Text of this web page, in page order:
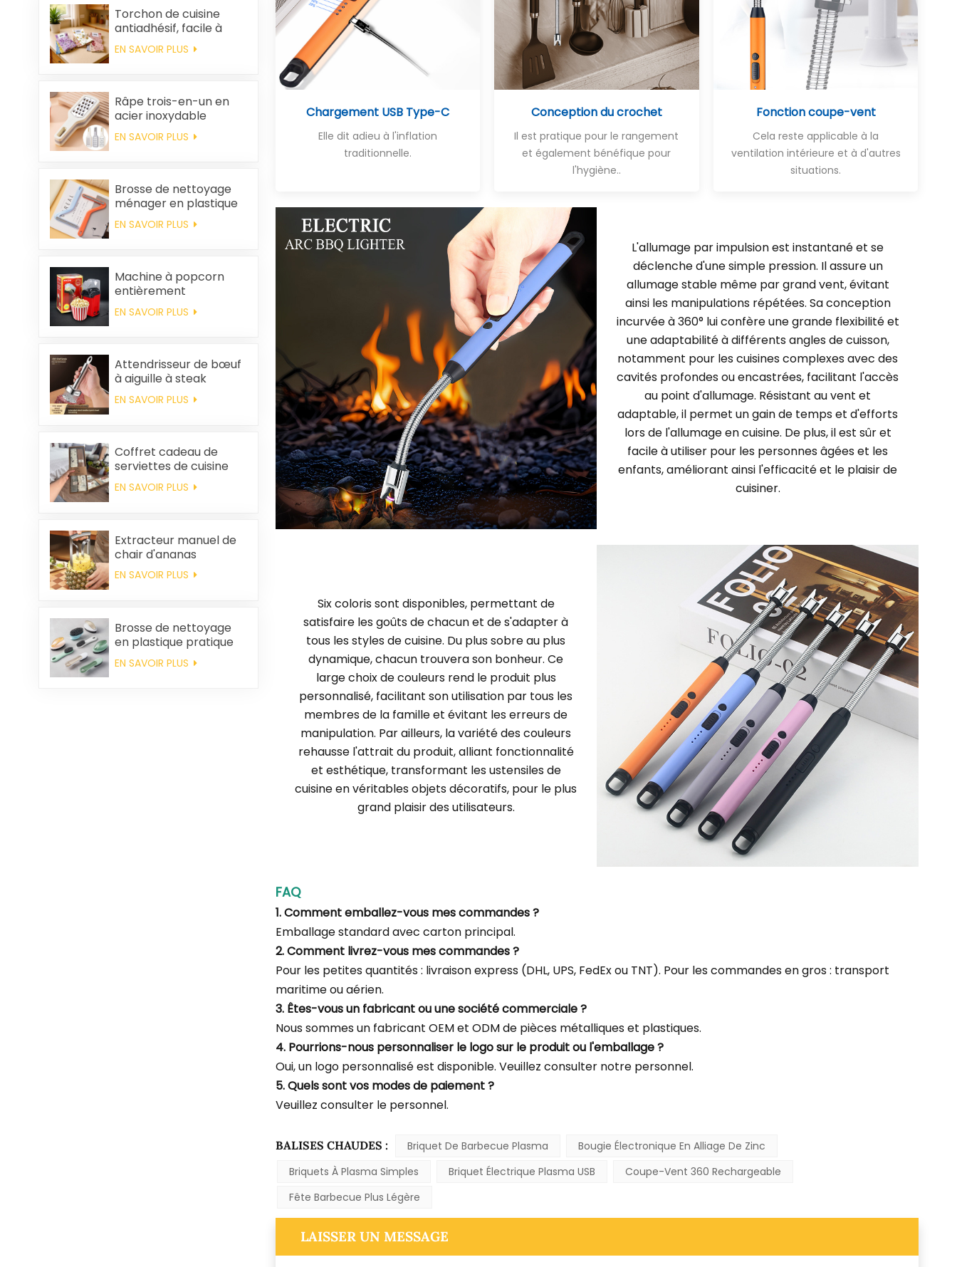
Torchon de cuisine
antiadhésif, facile à
nettoyer, épais,
imprimé, carré, en
écologique
EN SAVOIR PLUS
Râpe trois-en-un en
acier inoxydable
EN SAVOIR PLUS
Brosse de nettoyage
ménager en plastique
pour vêtements,
élimination des poils
EN SAVOIR PLUS
Machine à popcorn
entièrement
automatique pour la
maison, machine à
EN SAVOIR PLUS
Attendrisseur de bœuf
à aiguille à steak
EN SAVOIR PLUS
Coffret cadeau de
serviettes de cuisine
carrées et chiffons en
coton personnalisés,
ménager
EN SAVOIR PLUS
Extracteur manuel de
chair d'ananas
EN SAVOIR PLUS
Brosse de nettoyage
en plastique pratique
en gros
EN SAVOIR PLUS
Chargement USB Type-C
Elle dit adieu à l'inflation
traditionnelle.
Conception du crochet
Il est pratique pour le rangement
et également bénéfique pour
l'hygiène..
Fonction coupe-vent
Cela reste applicable à la
ventilation intérieure et à d'autres
situations.
L'allumage par impulsion est instantané et se
déclenche d'une simple pression. Il assure un
allumage stable même par grand vent, évitant
ainsi les manipulations répétées. Sa conception
incurvée à 360° lui confère une grande flexibilité et
une adaptabilité à différents angles de cuisson,
notamment pour les cuisines complexes avec des
cavités profondes ou encastrées, facilitant l'accès
au point d'allumage. Résistant au vent et
adaptable, il permet un gain de temps et d'efforts
lors de l'allumage en cuisine. De plus, il est sûr et
facile à utiliser pour les personnes âgées et les
enfants, améliorant ainsi l'efficacité et le plaisir de
cuisiner.
Six coloris sont disponibles, permettant de
satisfaire les goûts de chacun et de s'adapter à
tous les styles de cuisine. Du plus sobre au plus
dynamique, chacun trouvera son bonheur. Ce
large choix de couleurs rend le produit plus
personnalisé, facilitant son utilisation par tous les
membres de la famille et évitant les erreurs de
manipulation. Par ailleurs, la variété des couleurs
rehausse l'attrait du produit, alliant fonctionnalité
et esthétique, transformant les ustensiles de
cuisine en véritables objets décoratifs, pour le plus
grand plaisir des utilisateurs.
FAQ
1. Comment emballez-vous mes commandes ?
Emballage standard avec carton principal.
2. Comment livrez-vous mes commandes ?
Pour les petites quantités : livraison express (DHL, UPS, FedEx ou TNT). Pour les commandes en gros : transport
maritime ou aérien.
3. Êtes-vous un fabricant ou une société commerciale ?
Nous sommes un fabricant OEM et ODM de pièces métalliques et plastiques.
4. Pourrions-nous personnaliser le logo sur le produit ou l'emballage ?
Oui, un logo personnalisé est disponible. Veuillez consulter notre personnel.
5. Quels sont vos modes de paiement ?
Veuillez consulter le personnel.
BALISES CHAUDES : Briquet De Barbecue Plasma
Bougie Électronique En Alliage De Zinc
Briquets À Plasma Simples
Briquet Électrique Plasma USB
Coupe-Vent 360 Rechargeable
Fête Barbecue Plus Légère
LAISSER UN MESSAGE